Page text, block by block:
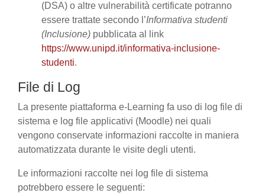
(DSA) o altre vulnerabilità certificate potranno
essere trattate secondo l’Informativa studenti
(Inclusione) pubblicata al link
https://www.unipd.it/informativa-inclusione-
studenti.
File di Log
La presente piattaforma e-Learning fa uso di log file di
sistema e log file applicativi (Moodle) nei quali
vengono conservate informazioni raccolte in maniera
automatizzata durante le visite degli utenti.
Le informazioni raccolte nei log file di sistema
potrebbero essere le seguenti: